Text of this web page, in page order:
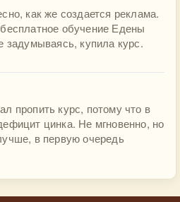
как же создается реклама.
обучение Едены
купила курс.
пропить курс, потому что в
цинка. Не мгновенно, но
в первую очередь